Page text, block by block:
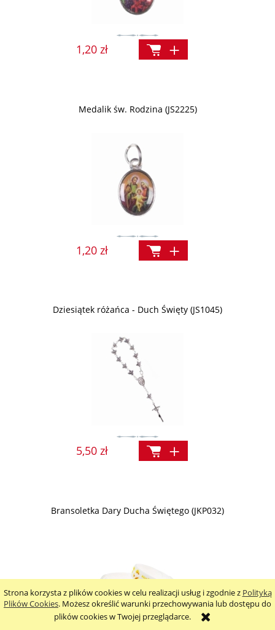
Strona korzysta z plików cookies w celu realizacji usług i zgodnie z Polityką
Plików Cookies. Możesz określić warunki przechowywania lub dostępu do
plików cookies w Twojej przeglądarce.
1,20 zł
Medalik św. Rodzina (JS2225)
1,20 zł
Dziesiątek różańca - Duch Święty (JS1045)
5,50 zł
Bransoletka Dary Ducha Świętego (JKP032)